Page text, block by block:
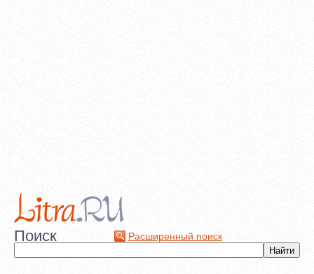
Поиск Расширенный поиск